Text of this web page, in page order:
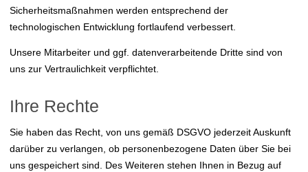
Sicherheitsmaßnahmen werden entsprechend der
technologischen Entwicklung fortlaufend verbessert.
Unsere Mitarbeiter und ggf. datenverarbeitende Dritte sind von
uns zur Vertraulichkeit verpflichtet.
Ihre Rechte
Sie haben das Recht, von uns gemäß DSGVO jederzeit Auskunft
darüber zu verlangen, ob personenbezogene Daten über Sie bei
uns gespeichert sind. Des Weiteren stehen Ihnen in Bezug auf